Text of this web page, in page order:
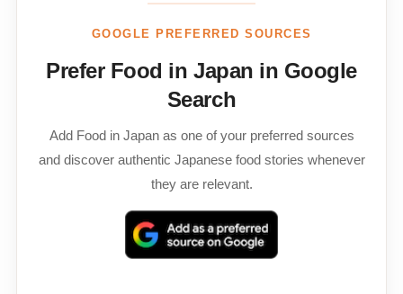
GOOGLE PREFERRED SOURCES
Prefer Food in Japan in Google
Search
Add Food in Japan as one of your preferred sources
and discover authentic Japanese food stories whenever
they are relevant.